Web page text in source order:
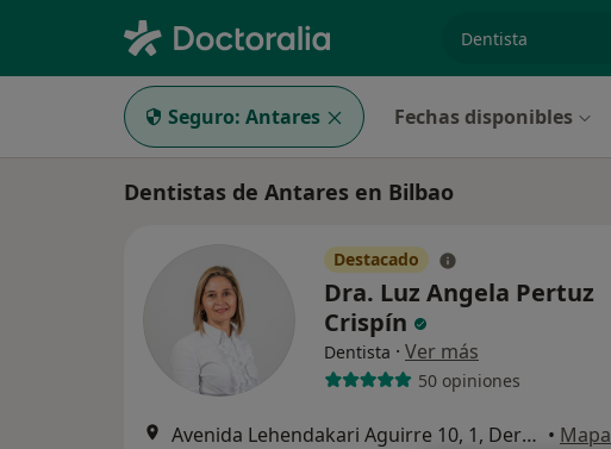
Seguro: Antares Fechas disponibles
Dentistas de Antares en Bilbao
Destacado
Dra. Luz Angela Pertuz
Crispín
Dentista · Ver más
50 opiniones
Avenida Lehendakari Aguirre 10, 1, Derecha , Deusto, Bilbao • Mapa